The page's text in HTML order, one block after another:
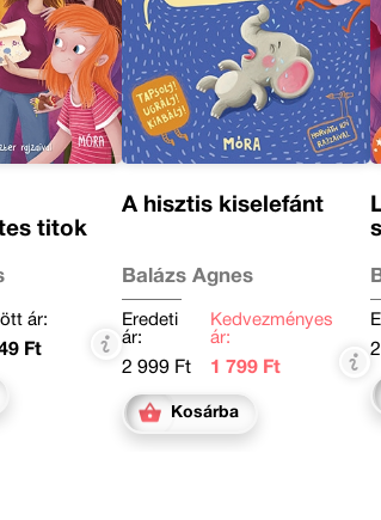
titok
ár:
Ft
A hisztis kiselefánt
Balázs Ágnes
Eredeti
ár:
2 999 Ft
Kedvezményes
ár:
1 799 Ft
Kosárba